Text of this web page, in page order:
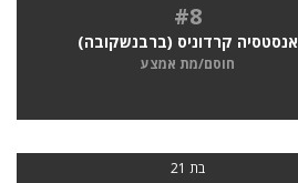
#8
אנסטסיה קרדוניס (ברבנשקובה)
חוסם/מת אמצע
בת 21